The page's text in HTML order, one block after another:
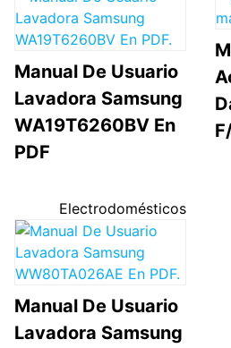
Manual De Usuario
Lavadora Samsung
WA19T6260BV En
PDF
Electrodomésticos
Manual De Usuario
Lavadora Samsung